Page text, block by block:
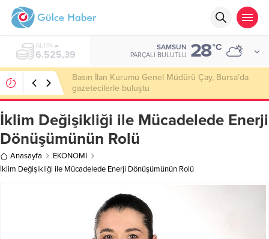
ALTIN
6.525,39
SAMSUN
PARÇALI BULUTLU 28°C
Basın İlan Kurumu Genel Müdürü Çay, Bursa’da
gazetecilerle buluştu
İklim Değişikliği ile Mücadelede Enerji
Dönüşümünün Rolü
Anasayfa
EKONOMİ
İklim Değişikliği ile Mücadelede Enerji Dönüşümünün Rolü